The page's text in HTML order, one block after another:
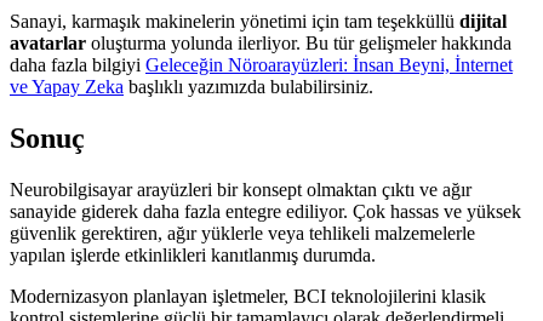
Sanayi, karmaşık makinelerin yönetimi için tam teşekküllü dijital
avatarlar oluşturma yolunda ilerliyor. Bu tür gelişmeler hakkında
daha fazla bilgiyi Geleceğin Nöroarayüzleri: İnsan Beyni, İnternet
ve Yapay Zeka başlıklı yazımızda bulabilirsiniz.
Sonuç
Neurobilgisayar arayüzleri bir konsept olmaktan çıktı ve ağır
sanayide giderek daha fazla entegre ediliyor. Çok hassas ve yüksek
güvenlik gerektiren, ağır yüklerle veya tehlikeli malzemelerle
yapılan işlerde etkinlikleri kanıtlanmış durumda.
Modernizasyon planlayan işletmeler, BCI teknolojilerini klasik